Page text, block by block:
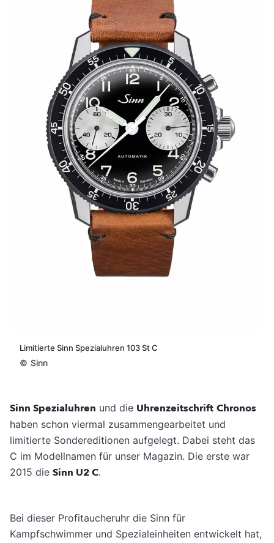
Limitierte Sinn Spezialuhren 103 St C
© Sinn
Sinn Spezialuhren und die Uhrenzeitschrift Chronos
haben schon viermal zusammengearbeitet und
limitierte Sondereditionen aufgelegt. Dabei steht das
C im Modellnamen für unser Magazin. Die erste war
2015 die Sinn U2 C.
Bei dieser Profitaucheruhr die Sinn für
Kampfschwimmer und Spezialeinheiten entwickelt hat,